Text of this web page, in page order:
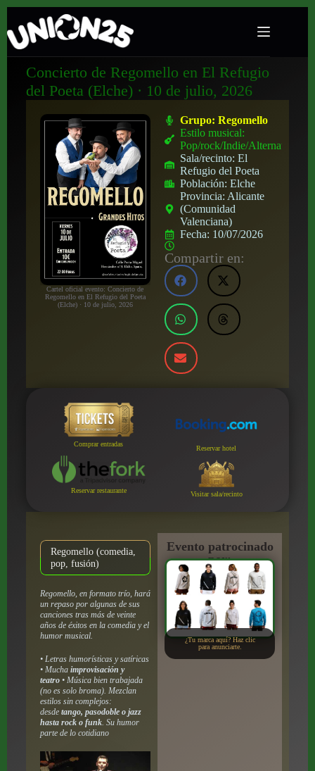
Concierto de Regomello en El Refugio
del Poeta (Elche) · 10 de julio, 2026
Cartel oficial evento: Concierto de
Regomello en El Refugio del Poeta
(Elche) · 10 de julio, 2026
Grupo:Regomello
Estilo musical:
Pop/rock/Indie/Alternativo
Sala/recinto:El
Refugio del Poeta
Población:Elche
Provincia: Alicante
(Comunidad
Valenciana)
Fecha: 10/07/2026
Compartir en:
Comprar entradas
Reservar hotel
Reservar restaurante Visitar sala/recinto
Regomello (comedia,
pop, fusión)
Regomello, en formato trío, hará
un repaso por algunas de sus
canciones tras más de veinte
años de éxitos en la comedia y el
humor musical.
• Letras humorísticas y satíricas
• Mucha improvisación y
teatro • Música bien trabajada
(no es solo broma). Mezclan
estilos sin complejos:
desde tango, pasodoble o jazz
hasta rock o funk. Su humor
parte de lo cotidiano
Evento patrocinado
por:
¿Tu marca aquí? Haz clic
para anunciarte.